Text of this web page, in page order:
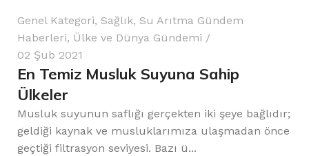
Genel Kategori, Sağlık, Su Arıtma Gündem
Haberleri, Ülke ve Dünya Gündemi
02 Şub 2021
En Temiz Musluk Suyuna Sahip
Ülkeler
Musluk suyunun saflığı gerçekten iki şeye bağlıdır;
geldiği kaynak ve musluklarımıza ulaşmadan önce
geçtiği filtrasyon seviyesi. Bazı ü...